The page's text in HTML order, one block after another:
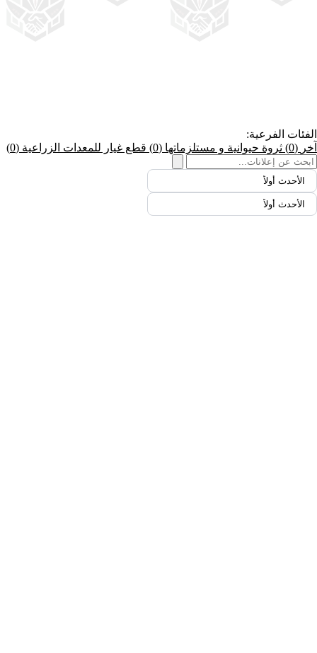
الفئات الفرعية:
آخر (0) ثروة حيوانية و مستلزماتها (0) قطع غيار للمعدات الزراعية (0)
الأحدث أولاً
الأحدث أولاً